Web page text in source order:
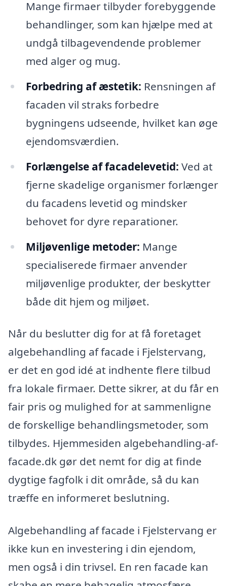
Mange firmaer tilbyder forebyggende
behandlinger, som kan hjælpe med at
undgå tilbagevendende problemer
med alger og mug.
Forbedring af æstetik: Rensningen af
facaden vil straks forbedre
bygningens udseende, hvilket kan øge
ejendomsværdien.
Forlængelse af facadelevetid: Ved at
fjerne skadelige organismer forlænger
du facadens levetid og mindsker
behovet for dyre reparationer.
Miljøvenlige metoder: Mange
specialiserede firmaer anvender
miljøvenlige produkter, der beskytter
både dit hjem og miljøet.
Når du beslutter dig for at få foretaget
algebehandling af facade i Fjelstervang,
er det en god idé at indhente flere tilbud
fra lokale firmaer. Dette sikrer, at du får en
fair pris og mulighed for at sammenligne
de forskellige behandlingsmetoder, som
tilbydes. Hjemmesiden algebehandling-af-
facade.dk gør det nemt for dig at finde
dygtige fagfolk i dit område, så du kan
træffe en informeret beslutning.
Algebehandling af facade i Fjelstervang er
ikke kun en investering i din ejendom,
men også i din trivsel. En ren facade kan